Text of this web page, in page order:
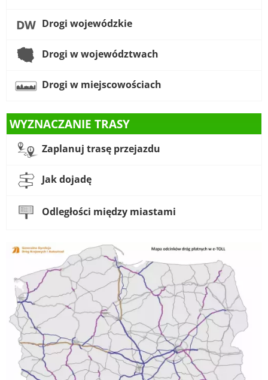
Drogi wojewódzkie
Drogi w województwach
Drogi w miejscowościach
WYZNACZANIE TRASY
Zaplanuj trasę przejazdu
Jak dojadę
Odległości między miastami